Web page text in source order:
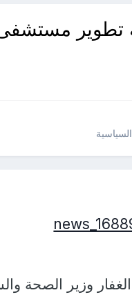
مستشفى
وزير الصحة